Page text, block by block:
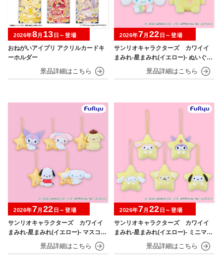
おねがいアイプリ アクリルカードキ
ーホルダー
2026年8月 13 日～登場
サンリオキャラクターズ カワイイ
まみれ-星まみれ(イエロー)- ぬいぐる
2026年7月 22 日～登場
サンリオキャラクターズ カワイイ
まみれ-星まみれ(イエロー)- マスコッ
2026年7月 22 日～登場
サンリオキャラクターズ カワイイ
まみれ-星まみれ(イエロー)- ミニマス
2026年7月 22 日～登場